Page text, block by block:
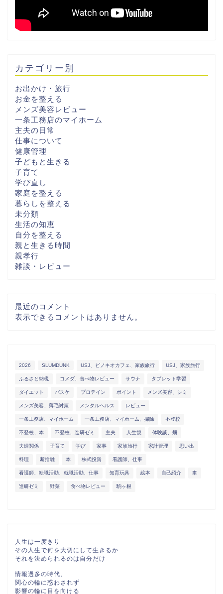
カテゴリー別
お出かけ・旅行
お金を整える
メンズ美容レビュー
一条工務店のマイホーム
主夫の日常
仕事について
健康管理
子どもと生きる
子育て
学び直し
家庭を整える
暮らしを整える
未分類
生活の知恵
自分を整える
親と生きる時間
親孝行
雑談・レビュー
最近のコメント
表示できるコメントはありません。
2026 SLUMDUNK USJ、ピノキオカフェ、家族旅行 USJ、家族旅行
ふるさと納税 コメダ、食べ物レビュー サウナ タブレット学習
ダイエット バスケ プロテイン ポイント メンズ美容、シミ
メンズ美容、薄毛対策 メンタルヘルス レビュー
一条工務店、マイホーム 一条工務店、マイホーム、掃除 不登校
不登校、本 不登校、進研ゼミ 主夫 人生観 体験談、畑
夫婦関係 子育て 学び 家事 家族旅行 家計管理 思い出
料理 断捨離 本 株式投資 看護師、仕事
看護師、転職活動、就職活動、仕事 知育玩具 絵本 自己紹介 車
進研ゼミ 野菜 食べ物レビュー 駒ヶ根
人生は一度きり
その人生で何を大切にして生きるか
それを決められるのは自分だけ
情報過多の時代、
関心の輪に惑わされず
影響の輪に目を向ける